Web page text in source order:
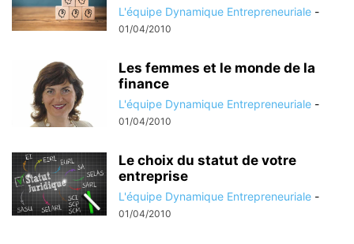
L'équipe Dynamique Entrepreneuriale -
01/04/2010
Les femmes et le monde de la
finance
L'équipe Dynamique Entrepreneuriale -
01/04/2010
Le choix du statut de votre
entreprise
L'équipe Dynamique Entrepreneuriale -
01/04/2010